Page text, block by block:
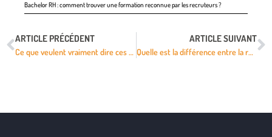
Bachelor RH : comment trouver une formation reconnue par les recruteurs ?
ARTICLE PRÉCÉDENT
Ce que veulent vraiment dire ces 7 expressions américaines
ARTICLE SUIVANT
Quelle est la différence entre la réalité virtuelle et la réalité augmentée ?